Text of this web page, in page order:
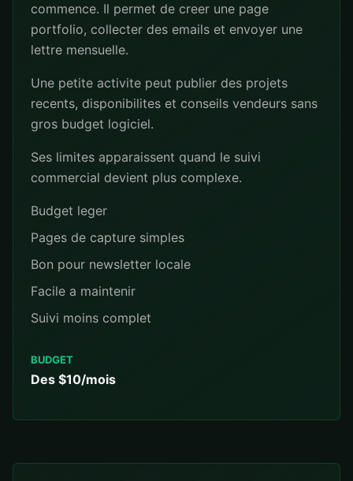
commence. Il permet de creer une page
portfolio, collecter des emails et envoyer une
lettre mensuelle.
Une petite activite peut publier des projets
recents, disponibilites et conseils vendeurs sans
gros budget logiciel.
Ses limites apparaissent quand le suivi
commercial devient plus complexe.
Budget leger
Pages de capture simples
Bon pour newsletter locale
Facile a maintenir
Suivi moins complet
BUDGET
Des $10/mois